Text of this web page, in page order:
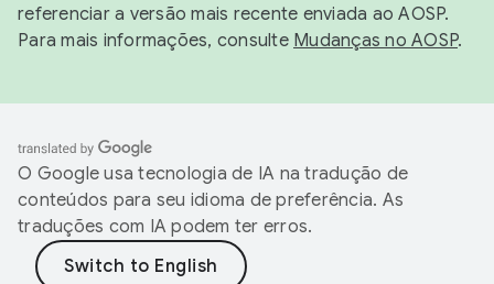
referenciar a versão mais recente enviada ao AOSP.
Para mais informações, consulte Mudanças no AOSP.
O Google usa tecnologia de IA na tradução de
conteúdos para seu idioma de preferência. As
traduções com IA podem ter erros.